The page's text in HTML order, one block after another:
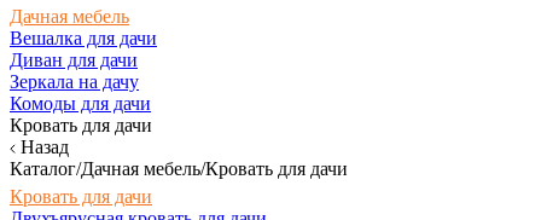
Дачная мебель
Вешалка для дачи
Диван для дачи
Зеркала на дачу
Комоды для дачи
Кровать для дачи
Назад
Каталог/Дачная мебель/Кровать для дачи
Кровать для дачи